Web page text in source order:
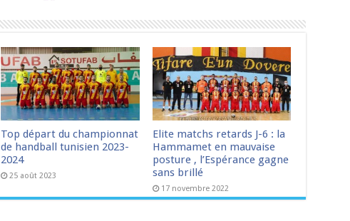
Top départ du championnat
de handball tunisien 2023-
2024
25 août 2023
Elite matchs retards J-6 : la
Hammamet en mauvaise
posture , l’Espérance gagne
sans brillé
17 novembre 2022